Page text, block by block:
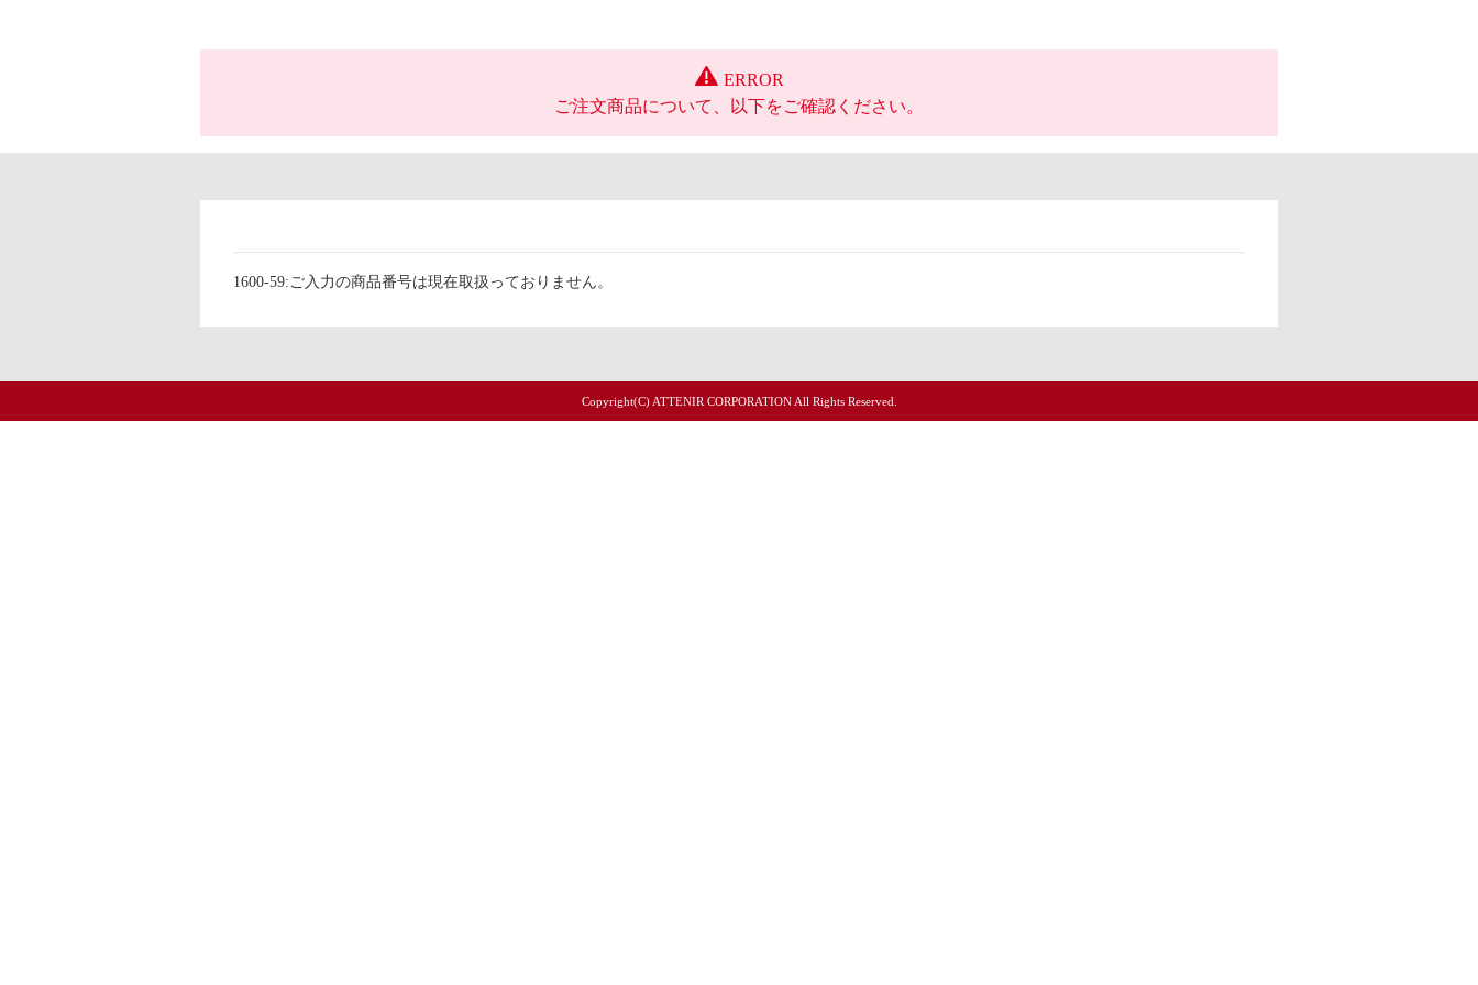
ERROR
ご注文商品について、以下をご確認ください。
1600-59:ご入力の商品番号は現在取扱っておりません。
Copyright(C) ATTENIR CORPORATION All Rights Reserved.